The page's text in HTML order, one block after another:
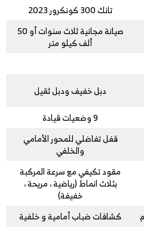
تانك 300 كونكرور 2023
صيانة مجانية ثلاث سنوات أو 50
ألف كيلو متر
دبل خفيف ودبل ثقيل
9 وضعيات قيادة
قفل تفاضلي للمحور الأمامي
والخلفي
مقود تكيفي مع سرعة المركبة
بثلاث انماط (رياضية ، مريحة ،
خفيفة)
كشافات ضباب أمامية و خلفية